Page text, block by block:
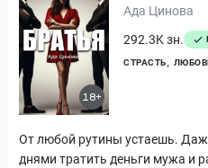
18+
Ада Цинова
292.3K зн.
СТРАСТЬ
От любой рутины устаешь.
днями тратить деньги мужа и